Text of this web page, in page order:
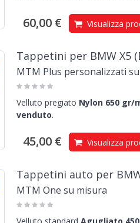
60,00 € Visualizza
Tappetini per BMW X5
MTM Plus personalizzati
Velluto pregiato Nylon 650 gr/
venduto.
45,00 € Visualizza
Tappetini auto per
MTM One su misura
Velluto standard Agugliato